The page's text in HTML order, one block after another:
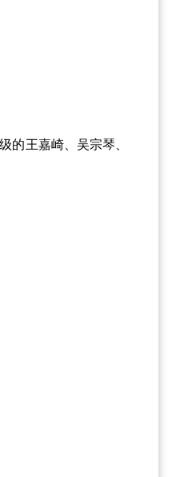
的王嘉崎、吴宗琴、